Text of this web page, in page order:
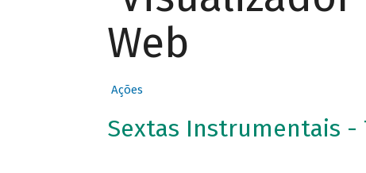
Web
Ações
Sextas Instrumentais -